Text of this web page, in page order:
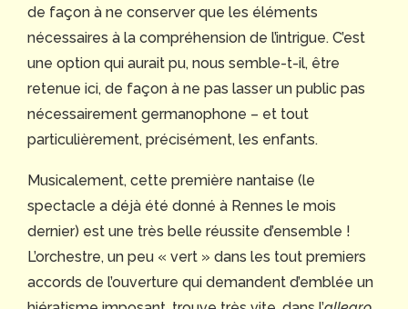
de façon à ne conserver que les éléments
nécessaires à la compréhension de l’intrigue. C’est
une option qui aurait pu, nous semble-t-il, être
retenue ici, de façon à ne pas lasser un public pas
nécessairement germanophone – et tout
particulièrement, précisément, les enfants.
Musicalement, cette première nantaise (le
spectacle a déjà été donné à Rennes le mois
dernier) est une très belle réussite d’ensemble !
L’orchestre, un peu « vert » dans les tout premiers
accords de l’ouverture qui demandent d’emblée un